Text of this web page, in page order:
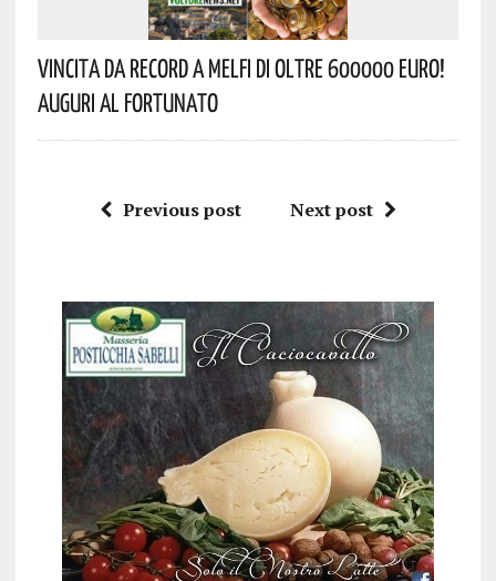
Vincita Da Record A Melfi Di Oltre 600000 Euro!
Auguri Al Fortunato
Previous post Next post